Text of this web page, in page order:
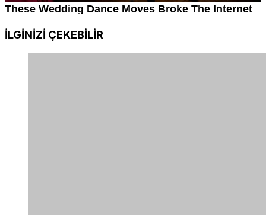
İLGİNİZİ ÇEKEBİLİR